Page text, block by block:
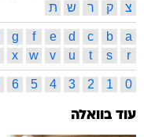
צ
ק ר ש ת
a
b
c
d
e
f
g
r
s
t
u
v
w
x
0
1
2
3
4
5
6
עוד בוואלה